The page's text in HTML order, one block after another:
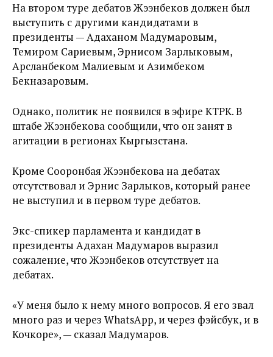
На втором туре дебатов Жээнбеков должен был
выступить с другими кандидатами в
президенты — Адаханом Мадумаровым,
Темиром Сариевым, Эрнисом Зарлыковым,
Арсланбеком Малиевым и Азимбеком
Бекназаровым.
Однако, политик не появился в эфире КТРК. В
штабе Жээнбекова сообщили, что он занят в
агитации в регионах Кыргызстана.
Кроме Сооронбая Жээнбекова на дебатах
отсутствовал и Эрнис Зарлыков, который ранее
не выступил и в первом туре дебатов.
Экс-спикер парламента и кандидат в
президенты Адахан Мадумаров выразил
сожаление, что Жээнбеков отсутствует на
дебатах.
«У меня было к нему много вопросов. Я его звал
много раз и через WhatsApp, и через фэйсбук, и в
Кочкоре», — сказал Мадумаров.